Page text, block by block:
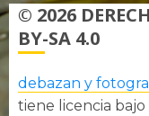
© 2026
BY-SA 4.0
debazan y
tiene licencia bajo